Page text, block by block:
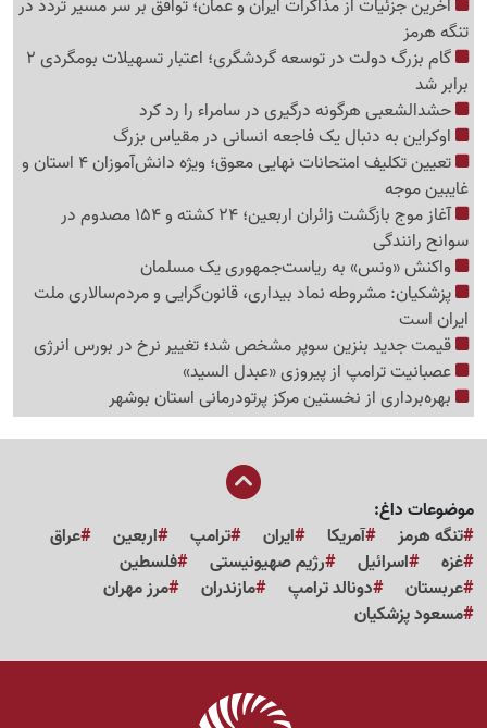
آخرین جزئیات از مذاکرات ایران و عمان؛ توافق بر سر مسیر تردد در
تنگه هرمز
گام بزرگ دولت در توسعه گردشگری؛ اعتبار تسهیلات بومگردی 2
برابر شد
حشدالشعبی هرگونه درگیری در سامراء را رد کرد
اوکراین به دنبال یک فاجعه انسانی در مقیاس بزرگ
تعیین تکلیف امتحانات نهایی معوق؛ ویژه دانش‌آموزان 4 استان و
غایبین موجه
آغاز موج بازگشت زائران اربعین؛ 24 کشته و 154 مصدوم در
سوانح رانندگی
واکنش «ونس» به ریاست‌جمهوری یک مسلمان
پزشکیان: مشروطه نماد بیداری، قانون‌گرایی و مردم‌سالاری ملت
ایران است
قیمت جدید بنزین سوپر مشخص شد؛ تغییر نرخ در بورس انرژی
عصبانیت ترامپ از پیروزی «عبدل السید»
بهره‌برداری از نخستین مرکز پرتودرمانی استان بوشهر
موضوعات داغ:
تنگه هرمز
آمریکا ایران ترامپ اربعین
عراق
غزه
اسرائیل رژیم صهیونیستی
فلسطین
عربستان
دونالد ترامپ مازندران
مرز مهران
مسعود پزشکیان